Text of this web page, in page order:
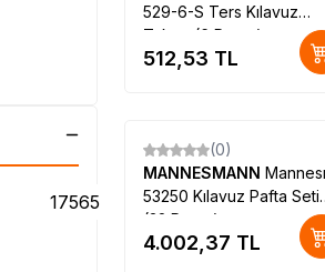
529-6-S Ters Kılavuz
Takımı (6 Parça)
512,53 TL
(0)
MANNESMANN
53250 Kılavuz Pafta Seti
(32 Parça)
4.002,37 TL